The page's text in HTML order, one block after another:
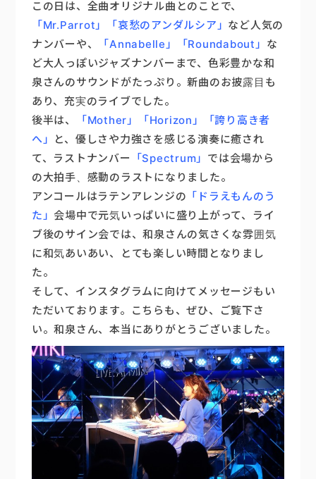
この日は、全曲オリジナル曲とのことで、
「Mr.Parrot」「哀愁のアンダルシア」 など人気の
ナンバーや、
「Annabelle」「Roundabout」 な
ど大人っぽいジャズナンバーまで、色彩豊かな和
泉さんのサウンドがたっぷり。新曲のお披露目も
あり、充実のライブでした。
後半は、
「Mother」「Horizon」「誇り高き者
へ」
と、優しさや力強さを感じる演奏に癒され
て、ラストナンバー
「Spectrum」 では会場から
の大拍手、感動のラストになりました。
アンコールはラテンアレンジの 「ドラえもんのう
た」 会場中で元気いっぱいに盛り上がって、ライ
ブ後のサイン会では、和泉さんの気さくな雰囲気
に和気あいあい、とても楽しい時間となりまし
た。
そして、インスタグラムに向けてメッセージもい
ただいております。こちらも、ぜひ、ご覧下さ
い。和泉さん、本当にありがとうございました。